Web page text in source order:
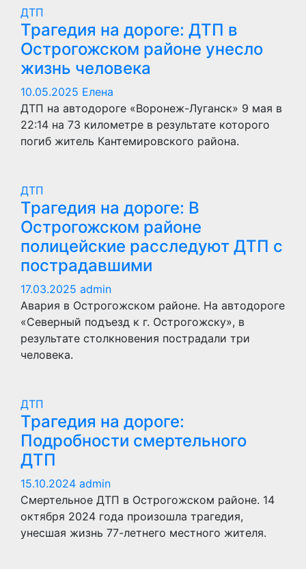
ДТП
Трагедия на дороге: ДТП в
Острогожском районе унесло
жизнь человека
10.05.2025 Елена
ДТП на автодороге «Воронеж-Луганск» 9 мая в
22:14 на 73 километре в результате которого
погиб житель Кантемировского района.
ДТП
Трагедия на дороге: В
Острогожском районе
полицейские расследуют ДТП с
пострадавшими
17.03.2025 admin
Авария в Острогожском районе. На автодороге
«Северный подъезд к г. Острогожску», в
результате столкновения пострадали три
человека.
ДТП
Трагедия на дороге:
Подробности смертельного
ДТП
15.10.2024 admin
Смертельное ДТП в Острогожском районе. 14
октября 2024 года произошла трагедия,
унесшая жизнь 77-летнего местного жителя.